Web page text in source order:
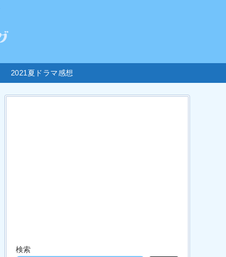
2021夏ドラマ感想
検索